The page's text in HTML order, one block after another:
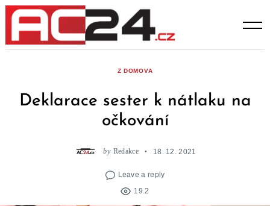
Skip
content
Z DOMOVA
Deklarace sester k nátlaku na
očkování
by Redakce 18. 12. 2021
Leave a reply
19.2